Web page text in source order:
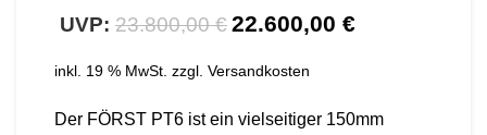
23.800,00€22.600,00 €
inkl. 19 % MwSt. zzgl. Versandkosten
Der FÖRST PT6 ist ein vielseitiger 150mm